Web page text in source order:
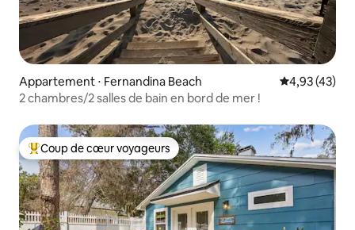
Appartement ⋅ Fernandina Beach Évaluation
4,93 (43)
2 chambres/2 salles de bain en bord de mer !
Coups de cœur voyageurs les plus appréciés
Coup de cœur voyageurs